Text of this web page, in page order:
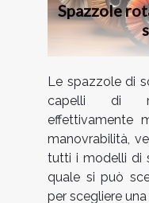
Spazzole
Le spazzole di
capelli di
effettivamente
manovrabilità,
tutti i modelli di
quale si può
per scegliere